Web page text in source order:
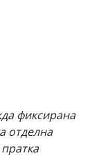
фиксирана
отделна